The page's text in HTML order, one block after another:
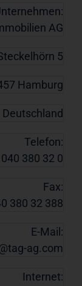
AG
5
Hamburg
Deutschland
Telefon:
040 380 32 0
Fax:
380 32 388
E-Mail:
ag.com
Internet: